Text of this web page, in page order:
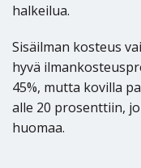
halkeilua.
Sisäilman kosteus
hyvä
45%, mutta kovilla
alle 20 prosenttiin,
huomaa.